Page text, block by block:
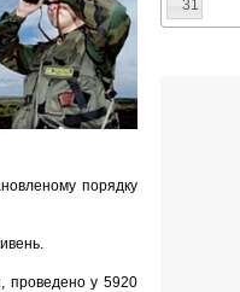
порядку
проведено у 5920
31